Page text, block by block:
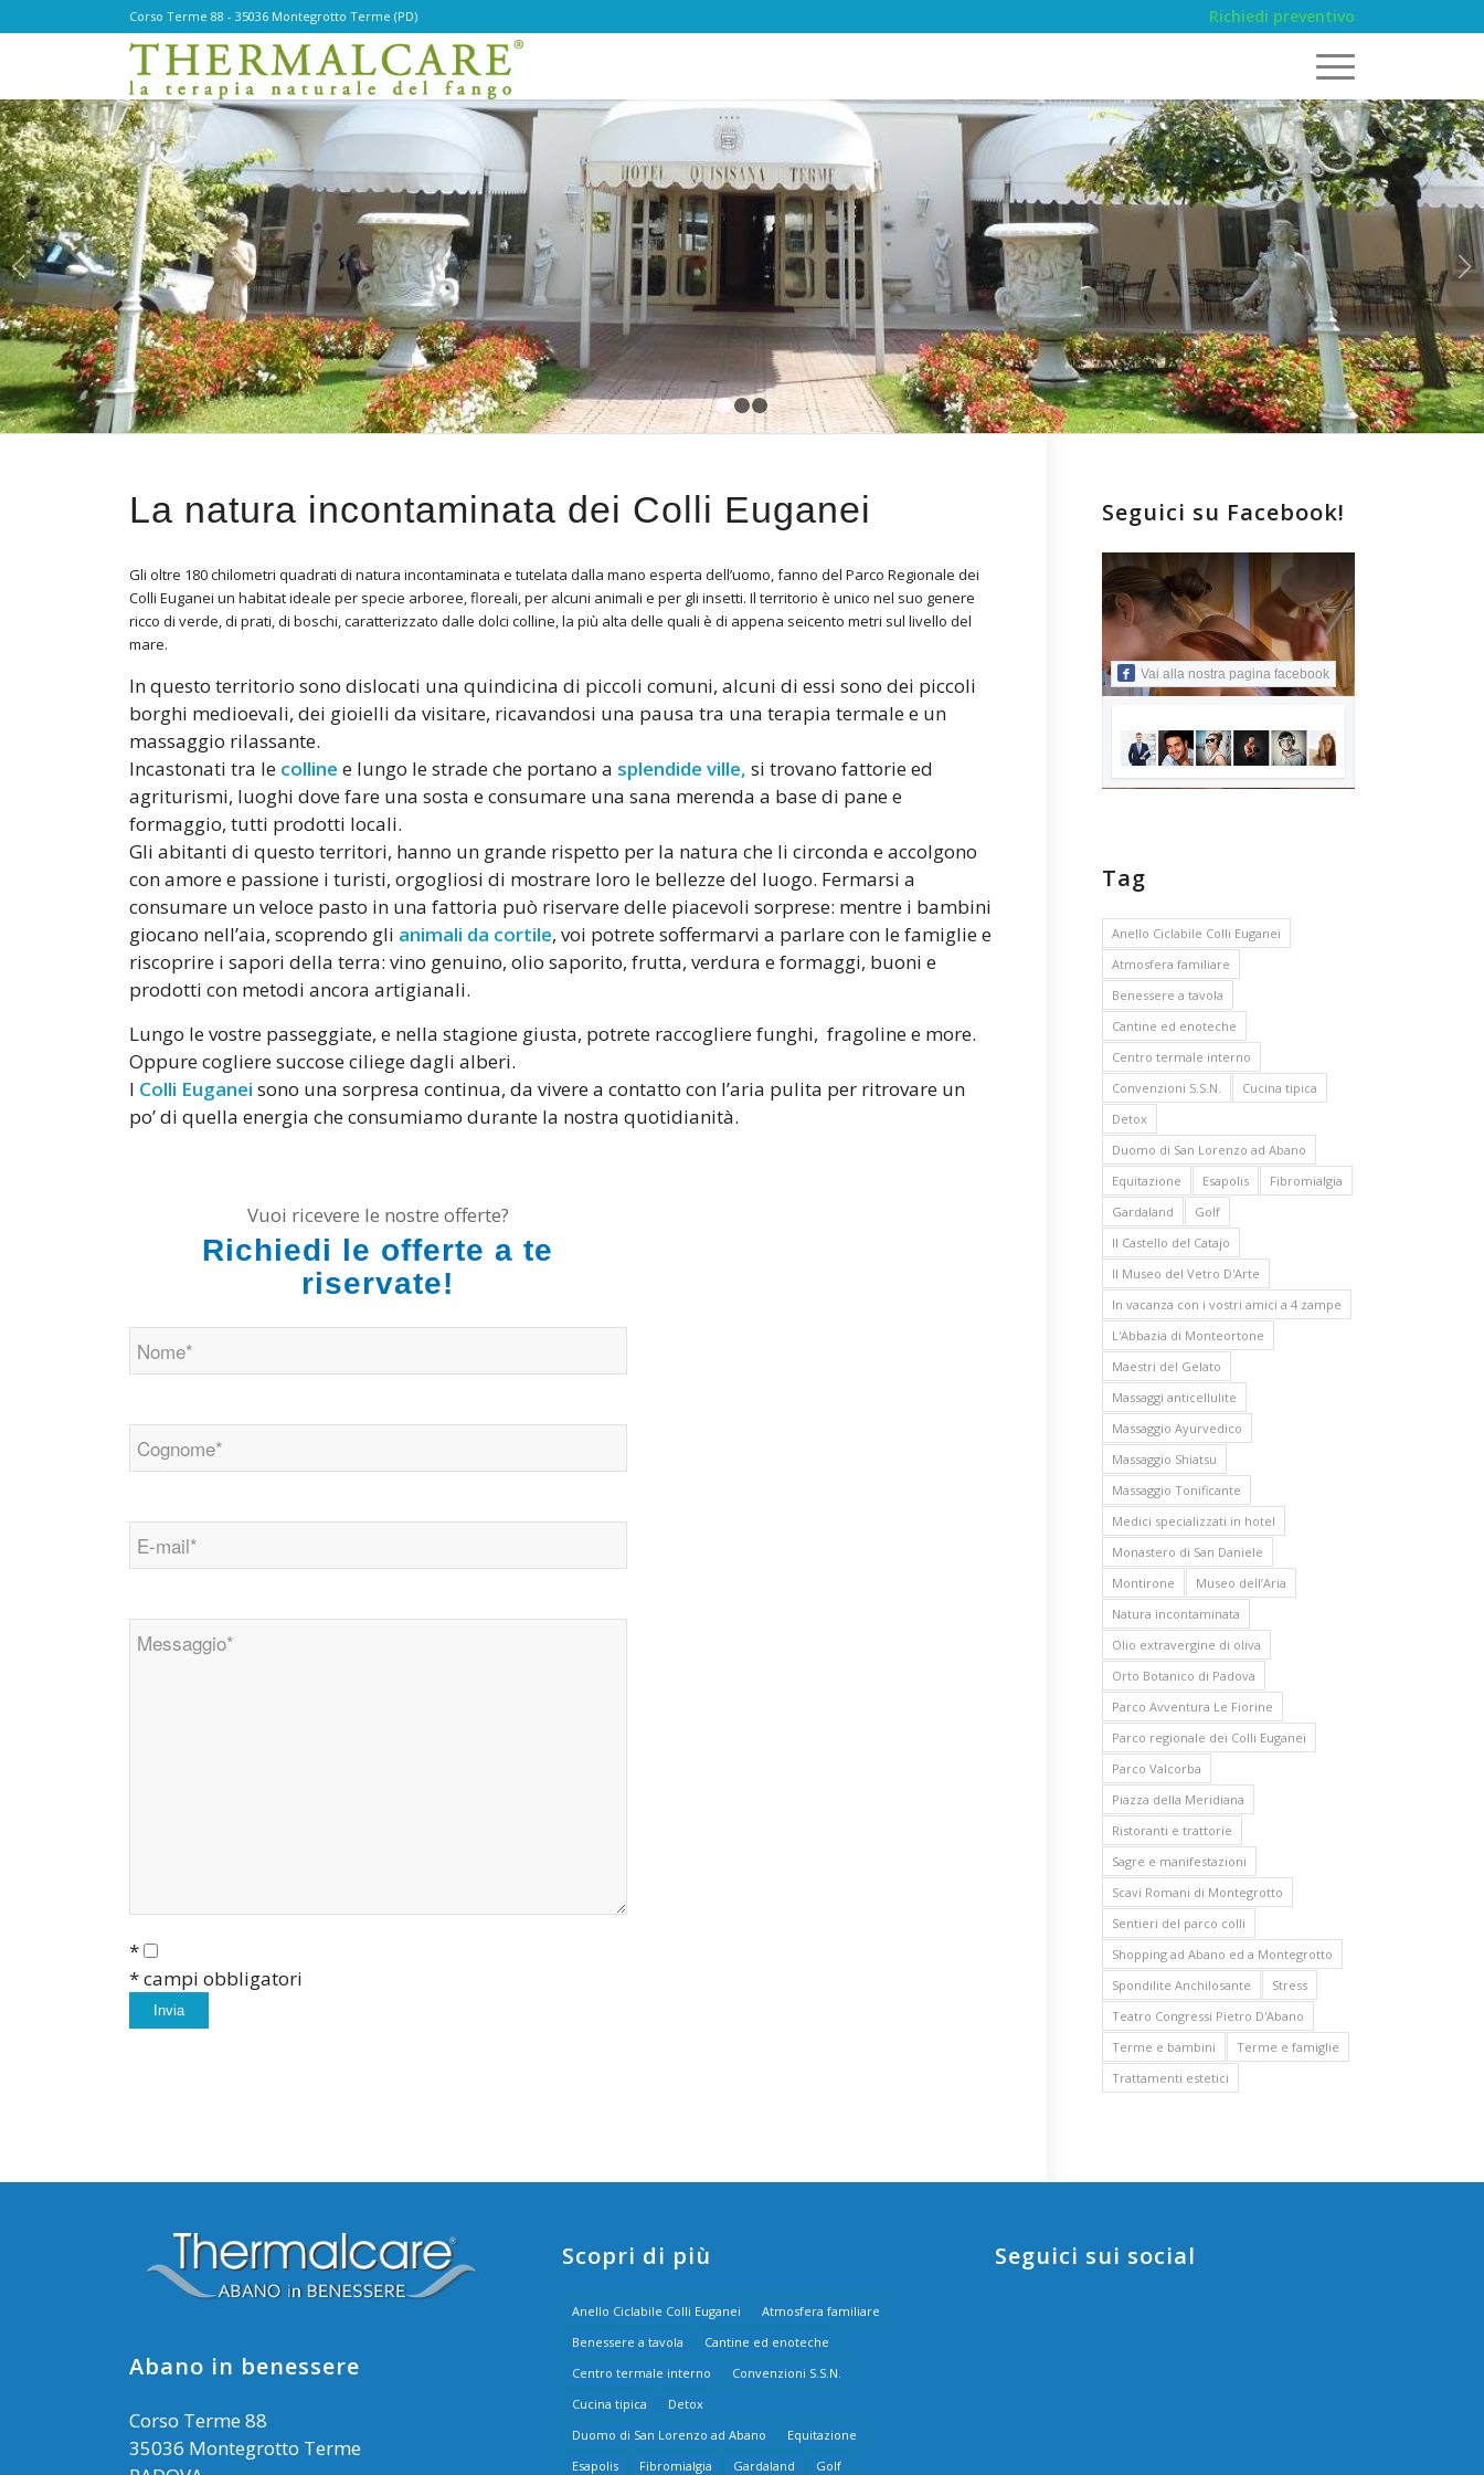
Corso Terme 88 - 35036 Montegrotto Terme (PD) Richiedi preventivo
Succ
1 2 3
La natura incontaminata dei Colli Euganei
Gli oltre 180 chilometri quadrati di natura incontaminata e tutelata dalla mano esperta dell’uomo, fanno del Parco Regionale dei
Colli Euganei un habitat ideale per specie arboree, floreali, per alcuni animali e per gli insetti. Il territorio è unico nel suo genere
ricco di verde, di prati, di boschi, caratterizzato dalle dolci colline, la più alta delle quali è di appena seicento metri sul livello del
mare.
In questo territorio sono dislocati una quindicina di piccoli comuni, alcuni di essi sono dei piccoli
borghi medioevali, dei gioielli da visitare, ricavandosi una pausa tra una terapia termale e un
massaggio rilassante.
Incastonati tra le collinee lungo le strade che portano a splendide ville, si trovano fattorie ed
agriturismi, luoghi dove fare una sosta e consumare una sana merenda a base di pane e
formaggio, tutti prodotti locali.
Gli abitanti di questo territori, hanno un grande rispetto per la natura che li circonda e accolgono
con amore e passione i turisti, orgogliosi di mostrare loro le bellezze del luogo. Fermarsi a
consumare un veloce pasto in una fattoria può riservare delle piacevoli sorprese: mentre i bambini
giocano nell’aia, scoprendo gli animali da cortile, voi potrete soffermarvi a parlare con le famiglie e
riscoprire i sapori della terra: vino genuino, olio saporito, frutta, verdura e formaggi, buoni e
prodotti con metodi ancora artigianali.
Lungo le vostre passeggiate, e nella stagione giusta, potrete raccogliere funghi, fragoline e more.
Oppure cogliere succose ciliege dagli alberi.
I Colli Euganeisono una sorpresa continua, da vivere a contatto con l’aria pulita per ritrovare un
po’ di quella energia che consumiamo durante la nostra quotidianità.
Vuoi ricevere le nostre offerte?
Richiedi le offerte a te
riservate!
*
* campi obbligatori
Seguici su Facebook!
Vai alla nostra pagina facebook
Tag
Anello Ciclabile Colli Euganei
Atmosfera familiare
Benessere a tavola
Cantine ed enoteche
Centro termale interno
Convenzioni S.S.N.
Cucina tipica
Detox
Duomo di San Lorenzo ad Abano
Equitazione
Esapolis
Fibromialgia
Gardaland
Golf
Il Castello del Catajo
Il Museo del Vetro D'Arte
In vacanza con i vostri amici a 4 zampe
L'Abbazia di Monteortone
Maestri del Gelato
Massaggi anticellulite
Massaggio Ayurvedico
Massaggio Shiatsu
Massaggio Tonificante
Medici specializzati in hotel
Monastero di San Daniele
Montirone
Museo dell’Aria
Natura incontaminata
Olio extravergine di oliva
Orto Botanico di Padova
Parco Avventura Le Fiorine
Parco regionale dei Colli Euganei
Parco Valcorba
Piazza della Meridiana
Ristoranti e trattorie
Sagre e manifestazioni
Scavi Romani di Montegrotto
Sentieri del parco colli
Shopping ad Abano ed a Montegrotto
Spondilite Anchilosante
Stress
Teatro Congressi Pietro D'Abano
Terme e bambini
Terme e famiglie
Trattamenti estetici
Abano in benessere
Corso Terme 88
35036 Montegrotto Terme
Scopri di più
Anello Ciclabile Colli Euganei
Atmosfera familiare
Benessere a tavola
Cantine ed enoteche
Centro termale interno
Convenzioni S.S.N.
Cucina tipica
Detox
Duomo di San Lorenzo ad Abano
Equitazione
Esapolis
Fibromialgia Gardaland
Golf
Seguici sui social